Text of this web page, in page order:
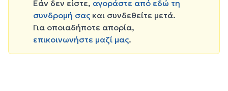
Εάν δεν είστε, αγοράστε από εδώ τη
συνδρομή σας και συνδεθείτε μετά.
Για οποιαδήποτε απορία,
επικοινωνήστε μαζί μας.